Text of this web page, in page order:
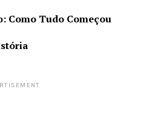
Como Tudo Começou